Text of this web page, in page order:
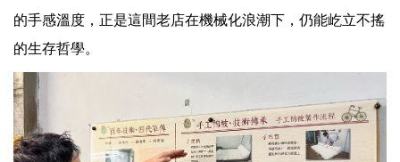
的手感溫度，正是這間老店在機械化浪潮下，仍能屹立不搖
的生存哲學。